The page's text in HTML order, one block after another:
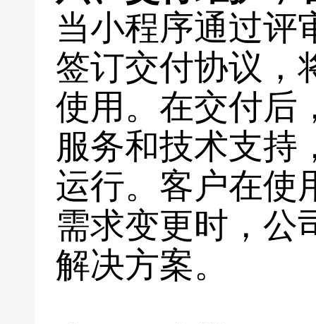
当小程序通过评
签订交付协议，
使用。在交付后
服务和技术支持
运行。客户在使
需求变更时，公
解决方案。